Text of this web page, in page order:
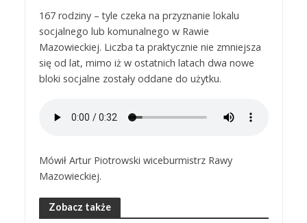
167 rodziny – tyle czeka na przyznanie lokalu
socjalnego lub komunalnego w Rawie
Mazowieckiej. Liczba ta praktycznie nie zmniejsza
się od lat, mimo iż w ostatnich latach dwa nowe
bloki socjalne zostały oddane do użytku.
Mówił Artur Piotrowski wiceburmistrz Rawy
Mazowieckiej.
Zobacz także